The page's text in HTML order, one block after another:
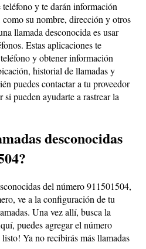
y te darán información
su nombre, dirección y otros
llamada desconocida es usar
Estas aplicaciones te
y obtener información
historial de llamadas y
puedes contactar a tu proveedor
pueden ayudarte a rastrear la
desconocidas
del número 911501504,
ve a la configuración de tu
Una vez allí, busca la
puedes agregar el número
Ya no recibirás más llamadas